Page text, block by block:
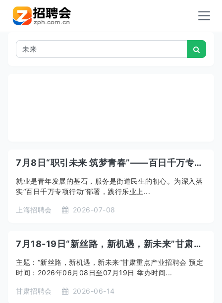
7月8日“职引未来 筑梦青春”——百日千万专项行动·乐业有约2026年欧阳路街道高校毕业生专场招聘会
就业是青年发展的基石，服务是街道民生的初心。为深入落
实“百日千万专项行动”部署，践行乐业上...
上海招聘会 2026-07-08
7月18-19日“新丝路，新机遇，新未来”甘肃重点产业招聘会
主题：“新丝路，新机遇，新未来”甘肃重点产业招聘会 预定
时间：2026年06月08日至07月19日 举办时间...
甘肃招聘会 2026-06-14